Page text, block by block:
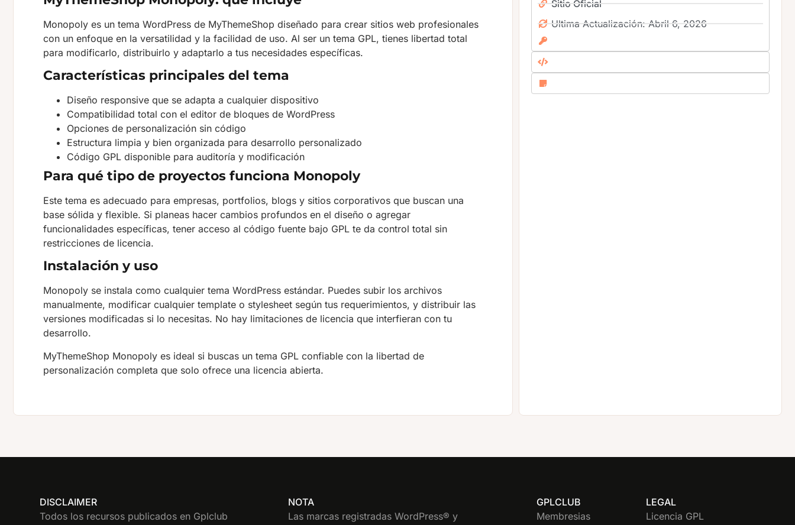
Monopoly es un tema WordPress de MyThemeShop diseñado para crear sitios web profesionales
con un enfoque en la versatilidad y la facilidad de uso. Al ser un tema GPL, tienes libertad total
para modificarlo, distribuirlo y adaptarlo a tus necesidades específicas.
Características principales del tema
Diseño responsive que se adapta a cualquier dispositivo
Compatibilidad total con el editor de bloques de WordPress
Opciones de personalización sin código
Estructura limpia y bien organizada para desarrollo personalizado
Código GPL disponible para auditoría y modificación
Para qué tipo de proyectos funciona Monopoly
Este tema es adecuado para empresas, portfolios, blogs y sitios corporativos que buscan una
base sólida y flexible. Si planeas hacer cambios profundos en el diseño o agregar
funcionalidades específicas, tener acceso al código fuente bajo GPL te da control total sin
restricciones de licencia.
Instalación y uso
Monopoly se instala como cualquier tema WordPress estándar. Puedes subir los archivos
manualmente, modificar cualquier template o stylesheet según tus requerimientos, y distribuir las
versiones modificadas si lo necesitas. No hay limitaciones de licencia que interfieran con tu
desarrollo.
MyThemeShop Monopoly es ideal si buscas un tema GPL confiable con la libertad de
personalización completa que solo ofrece una licencia abierta.
Sitio Oficial
Ultima Actualización: Abril 6, 2026
DISCLAIMER
Todos los recursos publicados en Gplclub
NOTA
Las marcas registradas WordPress® y
GPLCLUB
Membresias
LEGAL
Licencia GPL